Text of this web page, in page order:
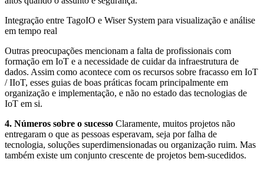
Integração entre TagoIO e Wiser System para visualização e análise
em tempo real
Outras preocupações mencionam a falta de profissionais com
formação em IoT e a necessidade de cuidar da infraestrutura de
dados. Assim como acontece com os recursos sobre fracasso em IoT
/ IIoT, esses guias de boas práticas focam principalmente em
organização e implementação, e não no estado das tecnologias de
IoT em si.
4. Números sobre o sucesso Claramente, muitos projetos não
entregaram o que as pessoas esperavam, seja por falha de
tecnologia, soluções superdimensionadas ou organização ruim. Mas
também existe um conjunto crescente de projetos bem-sucedidos.